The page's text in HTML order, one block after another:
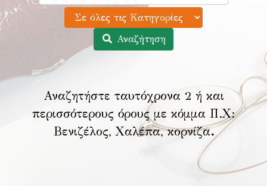
Αναζήτηση
Αναζητήστε ταυτόχρονα 2 ή και
περισσότερους όρους με κόμμα Π.Χ:
Βενιζέλος, Χαλέπα, κορνίζα.